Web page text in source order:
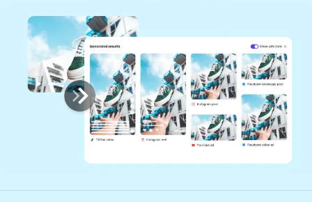
AI製品画像
Amazon、その他のマーケットプ
きます。
ヘルプセンター
ユーザーアカウント
アセット管理
公開と分析
製品画像
ワンクリックビデオソリューシ
キャンペーン
のアイデア
ビジネスのヒント
AIを活用した製品ポスター
ビジネスビデオのトップ5タイ
AIが生成する製品背景
魅力的な売上向上ポスターのヒ
ソーシャルメディアのヒント